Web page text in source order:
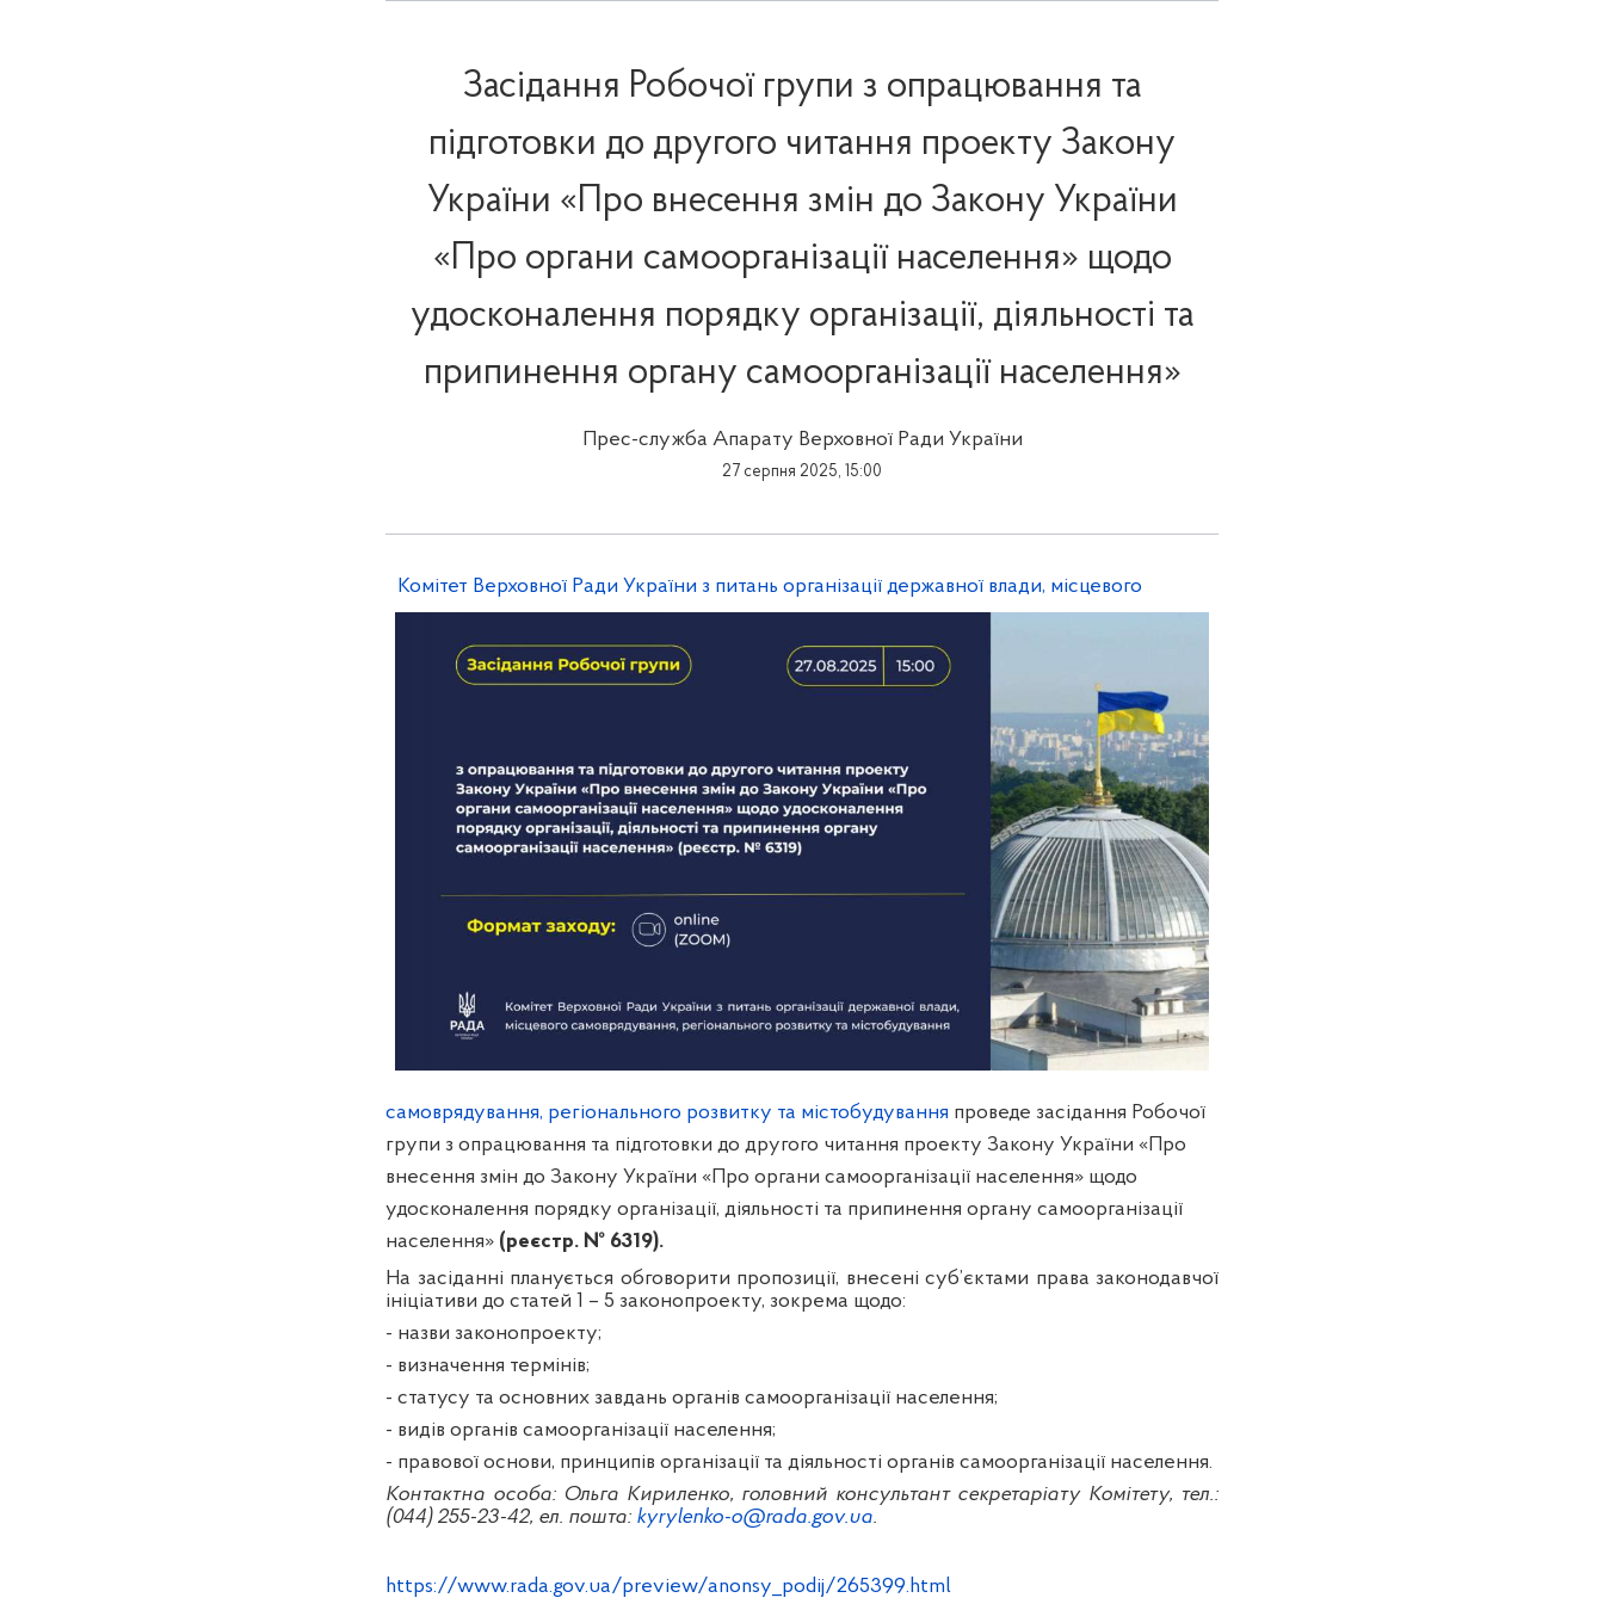
Засідання Робочої групи з опрацювання та
підготовки до другого читання проекту Закону
України «Про внесення змін до Закону України
«Про органи самоорганізації населення» щодо
удосконалення порядку організації, діяльності та
припинення органу самоорганізації населення»
Прес-служба Апарату Верховної Ради України
27 серпня 2025, 15:00
Комітет Верховної Ради України з питань організації державної влади, місцевого
самоврядування, регіонального розвитку та містобудування проведе засідання Робочої
групи з опрацювання та підготовки до другого читання проекту Закону України «Про
внесення змін до Закону України «Про органи самоорганізації населення» щодо
удосконалення порядку організації, діяльності та припинення органу самоорганізації
населення» (реєстр. № 6319).
На засіданні планується обговорити пропозиції, внесені суб’єктами права законодавчої
ініціативи до статей 1 – 5 законопроекту, зокрема щодо:
- назви законопроекту;
- визначення термінів;
- статусу та основних завдань органів самоорганізації населення;
- видів органів самоорганізації населення;
- правової основи, принципів організації та діяльності органів самоорганізації населення.
Контактна особа: Ольга Кириленко, головний консультант секретаріату Комітету, тел.:
(044) 255-23-42, ел. пошта: kyrylenko-o@rada.gov.ua.
https://www.rada.gov.ua/preview/anonsy_podij/265399.html